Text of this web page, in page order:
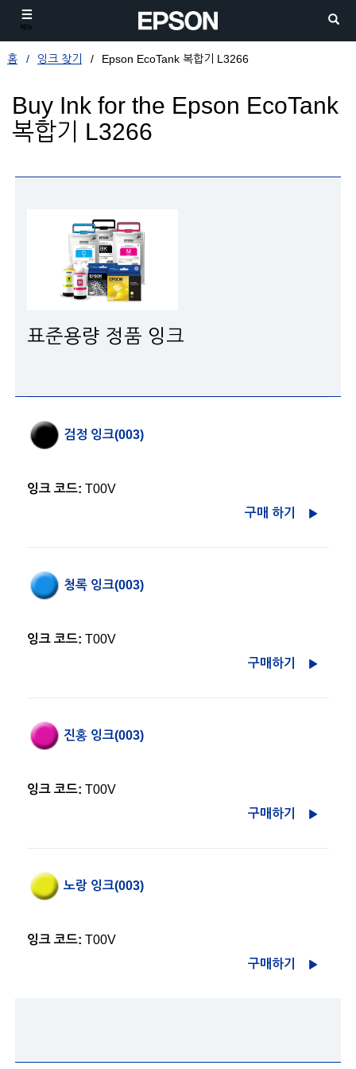
메뉴
홈 잉크 찾기 Epson EcoTank 복합기 L3266
Buy Ink for the Epson EcoTank
복합기 L3266
표준용량 정품 잉크
검정 잉크(003)
잉크 코드: T00V
구매 하기
청록 잉크(003)
잉크 코드: T00V
구매하기
진홍 잉크(003)
잉크 코드: T00V
구매하기
노랑 잉크(003)
잉크 코드: T00V
구매하기